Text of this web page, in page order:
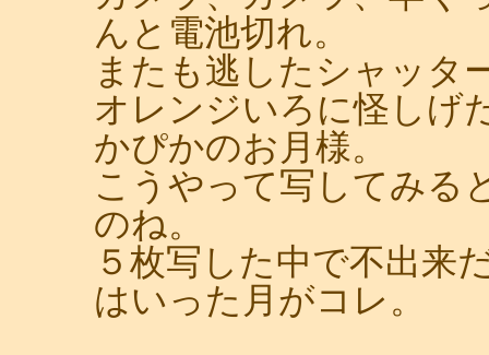
んと電池切れ。
またも逃したシャッタ
オレンジいろに怪しげ
かぴかのお月様。
こうやって写してみる
のね。
５枚写した中で不出来
はいった月がコレ。